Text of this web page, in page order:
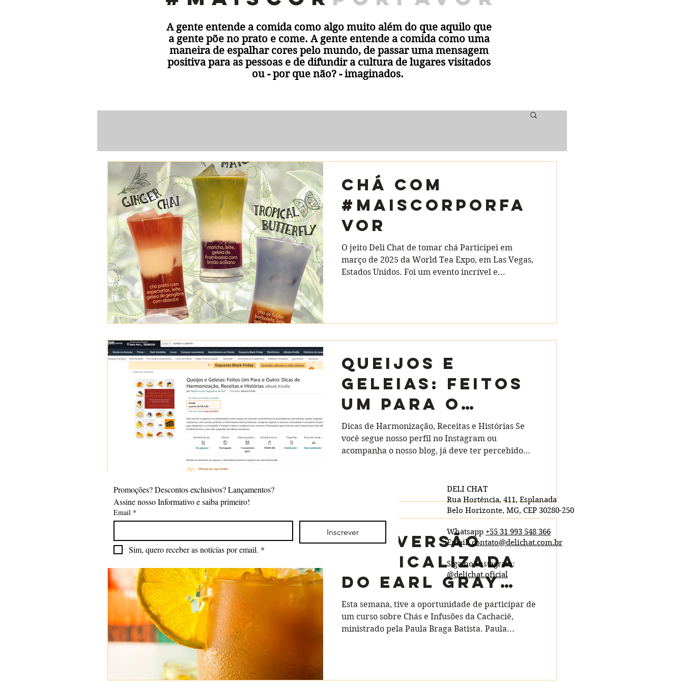
A gente entende a comida como algo muito além do que aquilo que
a gente põe no prato e come. A gente entende a comida como uma
maneira de espalhar cores pelo mundo, de passar uma mensagem
positiva para as pessoas e de difundir a cultura de lugares visitados
ou - por que não? - imaginados.
Chá com
#MaisCorPorFa
vor
O jeito Deli Chat de tomar chá Participei em
março de 2025 da World Tea Expo, em Las Vegas,
Estados Unidos. Foi um evento incrível e...
QUEIJOS E
GELEIAS: FEITOS
UM PARA O
OUTRO
Dicas de Harmonização, Receitas e Histórias Se
você segue nosso perfil no Instagram ou
acompanha o nosso blog, já deve ter percebido
Uma versão
Tropicalizada
do Earl Gray
Tea inglês
Esta semana, tive a oportunidade de participar de
um curso sobre Chás e Infusões da Cachaciê,
ministrado pela Paula Braga Batista. Paula...
Promoções? Descontos exclusivos? Lançamentos?
Assine nosso Informativo e saiba primeiro!
Email *
Inscrever
Sim, quero receber as notícias por email. *
DELI CHAT
Rua Hortência, 411, Esplanada
Belo Horizonte, MG, CEP 30280-250
Whatsapp +55 31 993 548 366
Email:contato@delichat.com.br
Siga no Instagram:
@delichat.oficial